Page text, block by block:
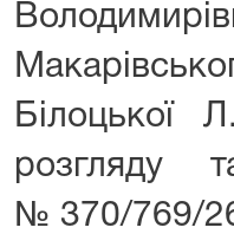
Білоцької
розгляду
№370/769/